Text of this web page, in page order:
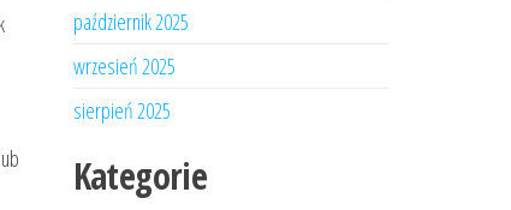
październik 2025
wrzesień 2025
sierpień 2025
Kategorie